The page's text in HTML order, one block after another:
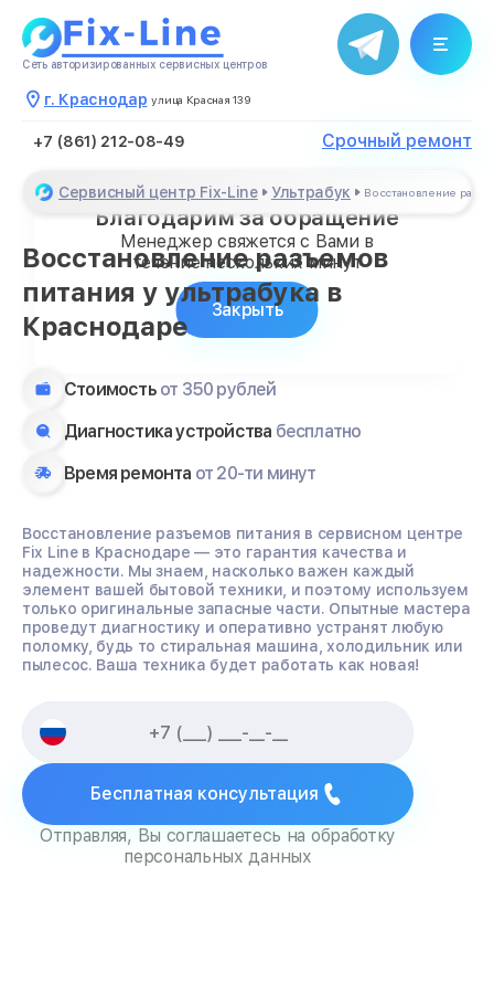
Сеть авторизированных сервисных центров
г. Краснодар улица Красная 139
+7 (861) 212-08-49 Срочный ремонт
Сервисный центр Fix-Line Ультрабук Восстановление
Восстановление разъемов
питания у ультрабука в
Краснодаре
Стоимость от 350 рублей
Диагностика устройства бесплатно
Время ремонта от 20-ти минут
Восстановление разъемов питания в сервисном центре
Fix Line в Краснодаре — это гарантия качества и
надежности. Мы знаем, насколько важен каждый
элемент вашей бытовой техники, и поэтому используем
только оригинальные запасные части. Опытные мастера
проведут диагностику и оперативно устранят любую
поломку, будь то стиральная машина, холодильник или
пылесос. Ваша техника будет работать как новая!
Бесплатная консультация
Отправляя, Вы соглашаетесь на обработку
персональных данных
Благодарим за обращение
Менеджер свяжется с Вами в
течение нескольких минут
Закрыть